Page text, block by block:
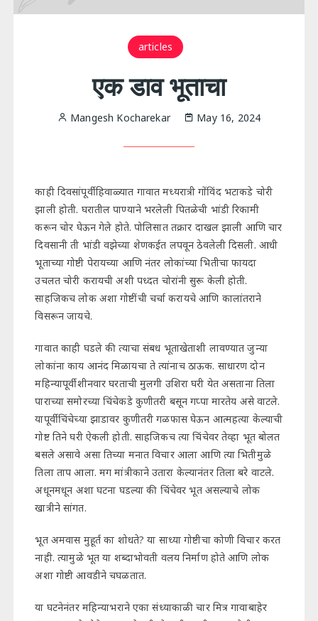
articles
एक डाव भूताचा
Mangesh Kocharekar May 16, 2024
काही दिवसांपूर्वी हिवाळ्यात गावात मध्यरात्री गोंविंद भटाकडे चोरी
झाली होती. घरातील पाण्याने भरलेली पितळेची भांडी रिकामी
करून चोर घेऊन गेले होते. पोलिसात तक्रार दाखल झाली आणि चार
दिवसानी ती भांडी वझेच्या शेणकईत लपवून ठेवलेली दिसली. आधी
भूताच्या गोष्टी पेरायच्या आणि नंतर लोकांच्या भितीचा फायदा
उचलत चोरी करायची अशी पध्दत चोरांनी सुरू केली होती.
साहजिकच लोक अशा गोष्टींची चर्चा करायचे आणि कालांतराने
विसरून जायचे.
गावात काही घडले की त्याचा संबध भूताखेताशी लावण्यात जुन्या
लोकांना काय आनंद मिळायचा ते त्यांनाच ठाऊक. साधारण दोन
महिन्यापूर्वी शीनवार घरताची मुलगी उशिरा घरी येत असताना तिला
पाराच्या समोरच्या चिंचेकडे कुणीतरी बसून गप्पा मारतेय असे वाटले.
यापूर्वी चिंचेच्या झाडावर कुणीतरी गळफास घेऊन आत्महत्या केल्याची
गोष्ट तिने घरी ऐकली होती. साहजिकच त्या चिंचेवर तेव्हा भूत बोलत
बसले असावे असा तिच्या मनात विचार आला आणि त्या भितीमुळे
तिला ताप आला. मग मांत्रीकाने उतारा केल्यानंतर तिला बरे वाटले.
अधूनमधून अशा घटना घडल्या की चिंचेवर भूत असल्याचे लोक
खात्रीने सांगत.
भूत अमवास मुहूर्त का शोधते? या साध्या गोष्टीचा कोणी विचार करत
नाही. त्यामुळे भूत या शब्दाभोवती वलय निर्माण होते आणि लोक
अशा गोष्टी आवडीने चघळतात.
या घटनेनंतर महिन्याभराने एका संध्याकाळी चार मित्र गावाबाहेर